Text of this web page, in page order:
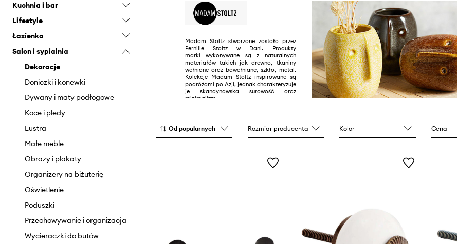
Kosmetyczki
Świeczki i zapachy
Kuchnia i bar
Akcesoria do kawy i herbaty
Akcesoria do wina
Dzbanki i karafki
Gotowanie i pieczenie
Kubki i filiżanki
Noże i deski do krojenia
Pojemniki kuchenne
Serwowanie
Szklanki i kieliszki
Sztućce
Sztućce do serwowania
Tekstylia kuchenne
Zastawa stołowa
Lifestyle
Akcesoria dla zwierząt
Dekoracje świąteczne
Ogród i taras
Outdoor lifestyle
Pomysły na prezenty
Łazienka
Dywaniki łazienkowe
Ręczniki
Salon i sypialnia
Dekoracje
Doniczki i konewki
Dywany i maty podłogowe
Koce i pledy
Lustra
Małe meble
Obrazy i plakaty
Organizery na biżuterię
Oświetlenie
Poduszki
Przechowywanie i organizacja
Wycieraczki do butów
Madam Stoltz stworzone zostało przez
Pernille Stoltz w Dani. Produkty
marki wykonywane są z naturalnych
materiałów takich jak drewno, tkaniny
wełniane oraz bawełniane, szkło, metal.
Kolekcje Madam Stoltz inspirowane są
podróżami po Azji, jednak charakteryzuje
je skandynawska surowość oraz
minimalizm.
Od popularnych Rozmiar producenta Kolor Cena